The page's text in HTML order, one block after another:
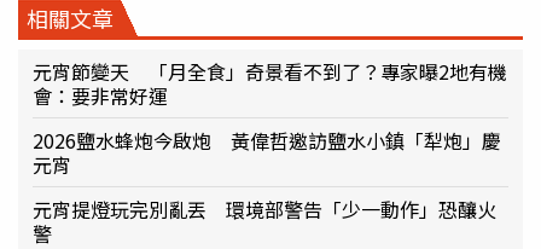
相關文章
元宵節變天 「月全食」奇景看不到了？專家曝2地有機
會：要非常好運
2026鹽水蜂炮今啟炮 黃偉哲邀訪鹽水小鎮「犁炮」慶
元宵
元宵提燈玩完別亂丟 環境部警告「少一動作」恐釀火
警